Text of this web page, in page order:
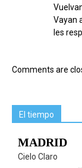
Vayan
les
Comments are
El tiempo
MADRID
Cielo Claro